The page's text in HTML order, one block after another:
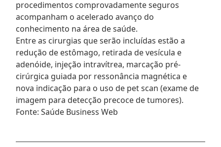
procedimentos comprovadamente seguros
acompanham o acelerado avanço do
conhecimento na área de saúde.
Entre as cirurgias que serão incluídas estão a
redução de estômago, retirada de vesícula e
adenóide, injeção intravítrea, marcação pré-
cirúrgica guiada por ressonância magnética e
nova indicação para o uso de pet scan (exame de
imagem para detecção precoce de tumores).
Fonte: Saúde Business Web